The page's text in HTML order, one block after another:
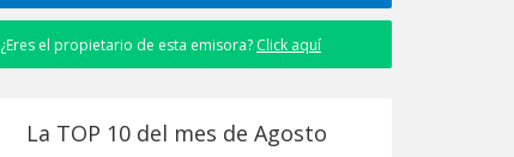
¿Eres el propietario de esta emisora? Click aquí
La TOP 10 del mes de Agosto